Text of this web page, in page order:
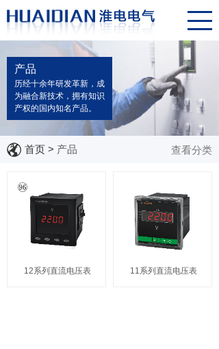
产品
历经十余年研发革新，成
为融合新技术，拥有知识
产权的国内知名产品。
查看分类
首页 > 产品
12系列直流电压表 11系列直流电压表